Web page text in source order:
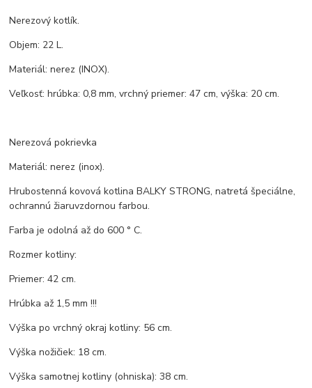
Nerezový kotlík.
Objem: 22 L.
Materiál: nerez (INOX).
Veľkosť: hrúbka: 0,8 mm, vrchný priemer: 47 cm, výška: 20 cm.
Nerezová pokrievka
Materiál: nerez (inox).
Hrubostenná kovová kotlina BALKY STRONG, natretá špeciálne,
ochrannú žiaruvzdornou farbou.
Farba je odolná až do 600 ° C.
Rozmer kotliny:
Priemer: 42 cm.
Hrúbka až 1,5 mm !!!
Výška po vrchný okraj kotliny: 56 cm.
Výška nožičiek: 18 cm.
Výška samotnej kotliny (ohniska): 38 cm.